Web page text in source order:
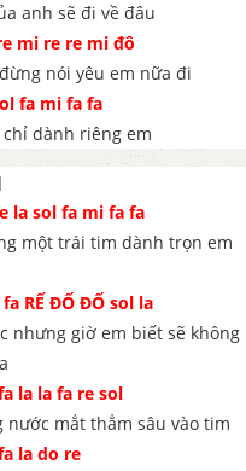
anh sẽ đi về đâu
mi re re mi đô
nói yêu em nữa đi
fa mi fa fa
dành riêng em
la sol fa mi fa fa
một trái tim dành trọn em
RẾ ĐỐ ĐỐ sol la
nhưng giờ em biết sẽ không
la la fa re sol
nước mắt thẳm sâu vào tim
la do re